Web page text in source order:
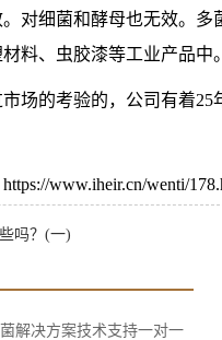
对细菌和酵母也无效。
料、虫胶漆等工业产品中。
场的考验的，公司有着
www.iheir.cn/wenti/
吗？(一)
解决方案技术支持一对一